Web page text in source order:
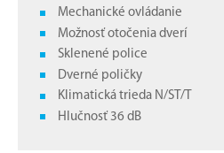
Mechanické ovládanie
Možnosť otočenia dverí
Sklenené police
Dverné poličky
Klimatická trieda N/ST/T
Hlučnosť 36 dB